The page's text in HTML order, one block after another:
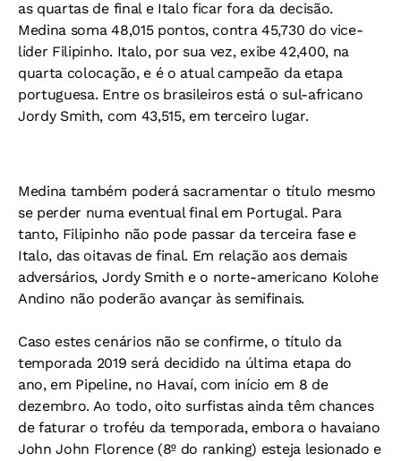
as quartas de final e Italo ficar fora da decisão.
Medina soma 48,015 pontos, contra 45,730 do vice-
líder Filipinho. Italo, por sua vez, exibe 42,400, na
quarta colocação, e é o atual campeão da etapa
portuguesa. Entre os brasileiros está o sul-africano
Jordy Smith, com 43,515, em terceiro lugar.
Medina também poderá sacramentar o título mesmo
se perder numa eventual final em Portugal. Para
tanto, Filipinho não pode passar da terceira fase e
Italo, das oitavas de final. Em relação aos demais
adversários, Jordy Smith e o norte-americano Kolohe
Andino não poderão avançar às semifinais.
Caso estes cenários não se confirme, o título da
temporada 2019 será decidido na última etapa do
ano, em Pipeline, no Havaí, com início em 8 de
dezembro. Ao todo, oito surfistas ainda têm chances
de faturar o troféu da temporada, embora o havaiano
John John Florence (8º do ranking) esteja lesionado e